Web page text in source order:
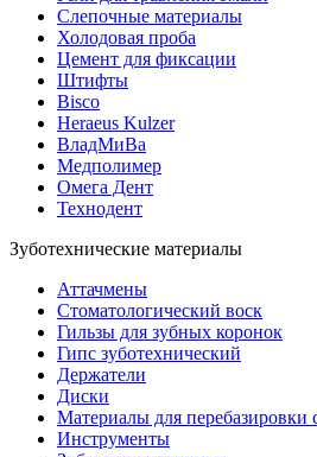
Слепочные материалы
Холодовая проба
Цемент для фиксации
Штифты
Bisco
Heraeus Kulzer
ВладМиВа
Медполимер
Омега Дент
Технодент
Зуботехнические материалы
Аттачмены
Стоматологический воск
Гильзы для зубных коронок
Гипс зуботехнический
Держатели
Диски
Материалы для перебазировки
Инструменты